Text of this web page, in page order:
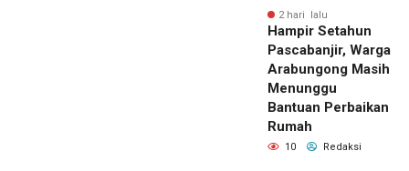
2 hari lalu
Hampir Setahun
Pascabanjir, Warga
Arabungong Masih
Menunggu
Bantuan Perbaikan
Rumah
10 Redaksi